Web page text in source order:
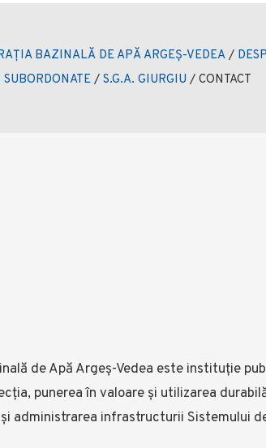
BAZINALĂ DE APĂ ARGEȘ-VEDEA /
/S.G.A. GIURGIU /CONTACT
de Apă Argeș-Vedea este instituție
punerea în valoare și utilizarea
administrarea infrastructurii Sistemului